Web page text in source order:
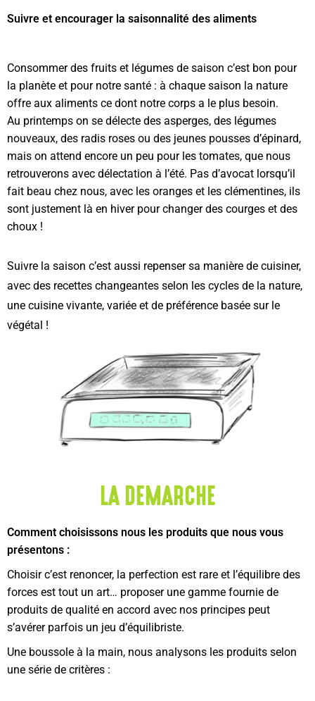
Suivre et encourager la saisonnalité des aliments
Consommer des fruits et légumes de saison c’est bon pour
la planète et pour notre santé : à chaque saison la nature
offre aux aliments ce dont notre corps a le plus besoin.
Au printemps on se délecte des asperges, des légumes
nouveaux, des radis roses ou des jeunes pousses d’épinard,
mais on attend encore un peu pour les tomates, que nous
retrouverons avec délectation à l’été. Pas d’avocat lorsqu’il
fait beau chez nous, avec les oranges et les clémentines, ils
sont justement là en hiver pour changer des courges et des
choux !
Suivre la saison c’est aussi repenser sa manière de cuisiner,
avec des recettes changeantes selon les cycles de la nature,
une cuisine vivante, variée et de préférence basée sur le
végétal !
LA DEMARCHE
Comment choisissons nous les produits que nous vous
présentons :
Choisir c’est renoncer, la perfection est rare et l’équilibre des
forces est tout un art… proposer une gamme fournie de
produits de qualité en accord avec nos principes peut
s’avérer parfois un jeu d’équilibriste.
Une boussole à la main, nous analysons les produits selon
une série de critères :